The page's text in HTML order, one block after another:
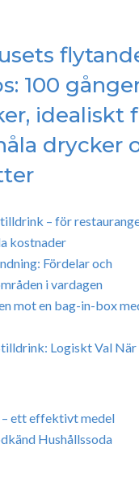
100
idealiskt
drycker
– för
kostnader
Fördelar och
i vardagen
mot en bag-in-box
Logiskt Val
– ett effektivt medel
Hushållssoda